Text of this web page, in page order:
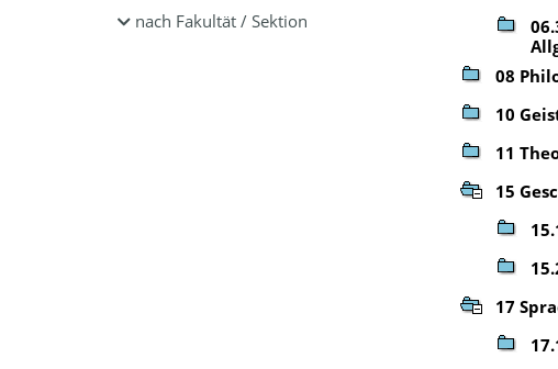
nach Fakultät / Sektion
08
10
11
15
17